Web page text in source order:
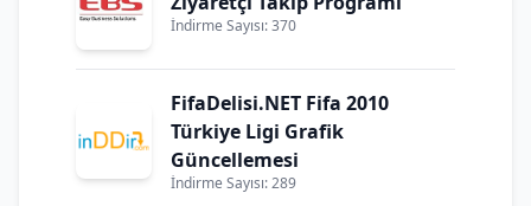
İndirme Sayısı: 370
FifaDelisi.NET Fifa 2010
Türkiye Ligi Grafik
Güncellemesi
İndirme Sayısı: 289